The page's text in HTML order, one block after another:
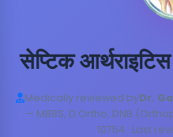
सेप्टिक
Medically reviewed byDr.
— MBBS, D.Ortho, DNB
10754 · Last